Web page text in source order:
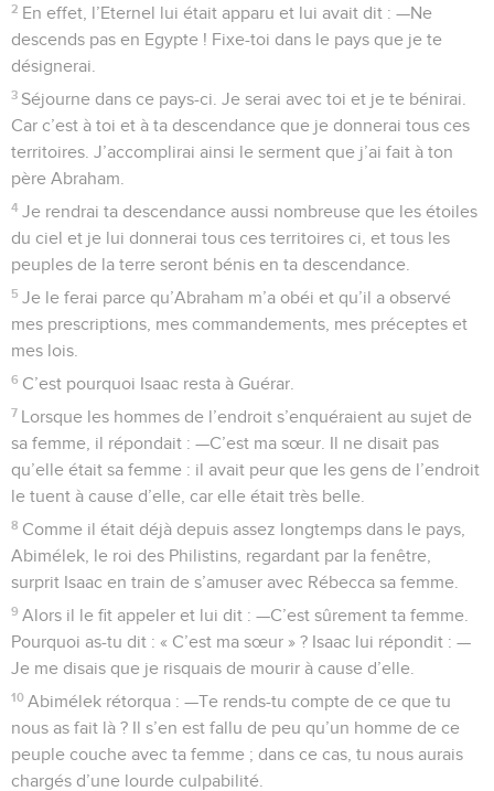
2 En effet, l’Eternel lui était apparu et lui avait dit : —Ne
descends pas en Egypte ! Fixe-toi dans le pays que je te
désignerai.
3 Séjourne dans ce pays-ci. Je serai avec toi et je te bénirai.
Car c’est à toi et à ta descendance que je donnerai tous ces
territoires. J’accomplirai ainsi le serment que j’ai fait à ton
père Abraham.
4 Je rendrai ta descendance aussi nombreuse que les étoiles
du ciel et je lui donnerai tous ces territoires ci, et tous les
peuples de la terre seront bénis en ta descendance.
5 Je le ferai parce qu’Abraham m’a obéi et qu’il a observé
mes prescriptions, mes commandements, mes préceptes et
mes lois.
6 C’est pourquoi Isaac resta à Guérar.
7 Lorsque les hommes de l’endroit s’enquéraient au sujet de
sa femme, il répondait : —C’est ma sœur. Il ne disait pas
qu’elle était sa femme : il avait peur que les gens de l’endroit
le tuent à cause d’elle, car elle était très belle.
8 Comme il était déjà depuis assez longtemps dans le pays,
Abimélek, le roi des Philistins, regardant par la fenêtre,
surprit Isaac en train de s’amuser avec Rébecca sa femme.
9 Alors il le fit appeler et lui dit : —C’est sûrement ta femme.
Pourquoi as-tu dit : « C’est ma sœur » ? Isaac lui répondit : —
Je me disais que je risquais de mourir à cause d’elle.
10 Abimélek rétorqua : —Te rends-tu compte de ce que tu
nous as fait là ? Il s’en est fallu de peu qu’un homme de ce
peuple couche avec ta femme ; dans ce cas, tu nous aurais
chargés d’une lourde culpabilité.